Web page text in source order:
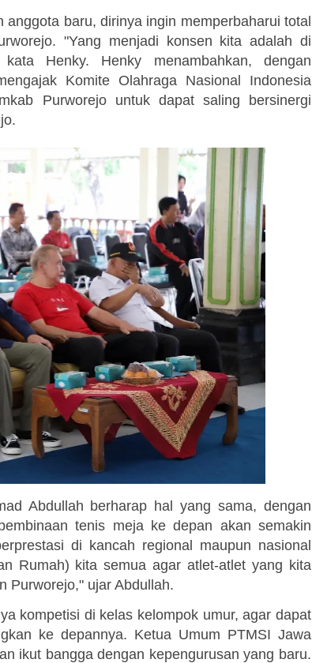
baru, dirinya ingin memperbaharui total
"Yang menjadi konsen kita adalah di
Henky. Henky menambahkan, dengan
Komite Olahraga Nasional Indonesia
Purworejo untuk dapat saling bersinergi
Abdullah berharap hal yang sama, dengan
tenis meja ke depan akan semakin
di kancah regional maupun nasional
Rumah) kita semua agar atlet-atlet yang kita
Purworejo," ujar Abdullah.
kompetisi di kelas kelompok umur, agar dapat
ke depannya. Ketua Umum PTMSI Jawa
ikut bangga dengan kepengurusan yang baru.